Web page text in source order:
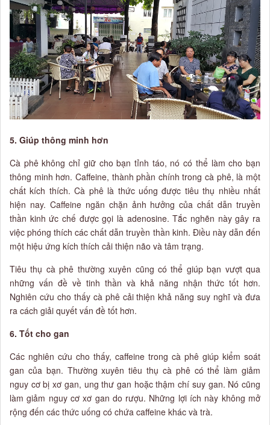
5. Giúp thông minh hơn
Cà phê không chỉ giữ cho bạn tỉnh táo, nó có thể làm cho bạn
thông minh hơn. Caffeine, thành phần chính trong cà phê, là một
chất kích thích. Cà phê là thức uống được tiêu thụ nhiều nhất
hiện nay. Caffeine ngăn chặn ảnh hưởng của chất dẫn truyền
thần kinh ức chế được gọi là adenosine. Tắc nghẽn này gây ra
việc phóng thích các chất dẫn truyền thần kinh. Điều này dẫn đến
một hiệu ứng kích thích cải thiện não và tâm trạng.
Tiêu thụ cà phê thường xuyên cũng có thể giúp bạn vượt qua
những vấn đề về tinh thần và khả năng nhận thức tốt hơn.
Nghiên cứu cho thấy cà phê cải thiện khả năng suy nghĩ và đưa
ra cách giải quyết vấn đề tốt hơn.
6. Tốt cho gan
Các nghiên cứu cho thấy, caffeine trong cà phê giúp kiểm soát
gan của bạn. Thường xuyên tiêu thụ cà phê có thể làm giảm
nguy cơ bị xơ gan, ung thư gan hoặc thậm chí suy gan. Nó cũng
làm giảm nguy cơ xơ gan do rượu. Những lợi ích này không mở
rộng đến các thức uống có chứa caffeine khác và trà.